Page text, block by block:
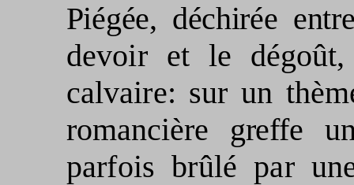
Piégée, déchirée
devoir et le dé­
calvaire: sur un
romancière greffe
parfois brûlé par